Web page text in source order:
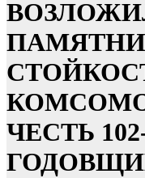
ЧЕСТЬ